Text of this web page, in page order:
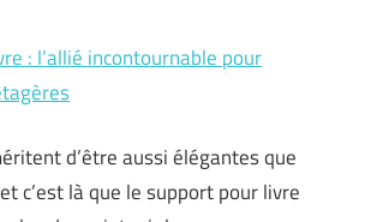
: l’allié incontournable pour
d’être aussi élégantes que
c’est là que le support pour livre